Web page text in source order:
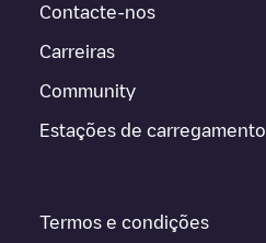
Contacte-nos
Carreiras
Community
Estações de carregamento
Termos e condições